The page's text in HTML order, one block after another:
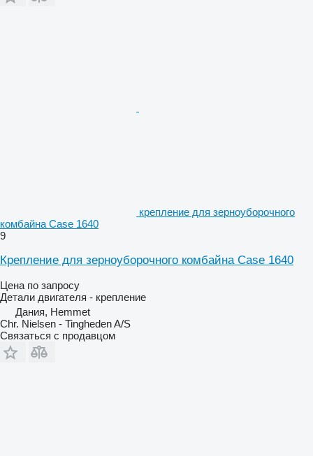
крепление для зерноуборочного
комбайна Case 1640
9
Крепление для зерноуборочного комбайна Case 1640
Цена по запросу
Детали двигателя - крепление
Дания, Hemmet
Chr. Nielsen - Tingheden A/S
Связаться с продавцом